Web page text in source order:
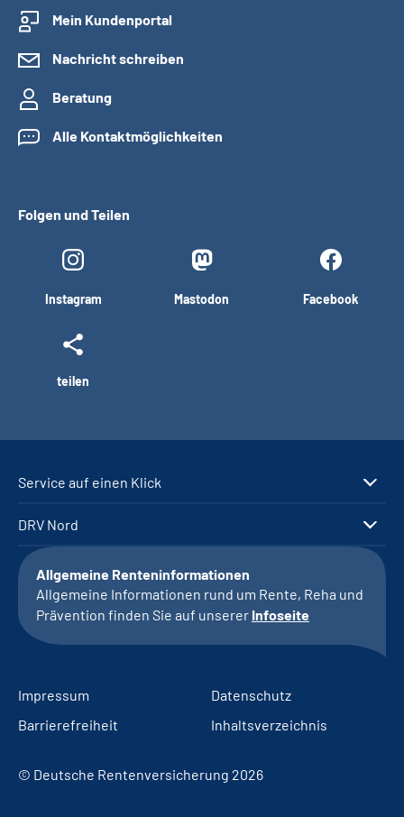
Mein Kundenportal
Nachricht schreiben
Beratung
Alle Kontaktmöglichkeiten
Folgen und Teilen
Instagram Mastodon Facebook
teilen
Service auf einen Klick
DRV Nord
Allgemeine Renteninformationen
Allgemeine Informationen rund um Rente, Reha und
Prävention finden Sie auf unserer Infoseite
Impressum
Datenschutz
Barrierefreiheit
Inhaltsverzeichnis
© Deutsche Rentenversicherung 2026